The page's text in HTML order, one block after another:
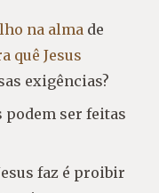
na alma de
quê Jesus
exigências?
podem ser feitas
faz é proibir